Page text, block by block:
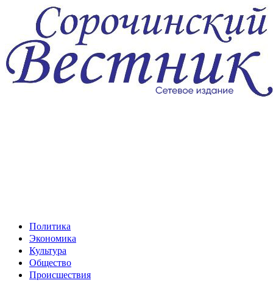
содержимому
Политика
Экономика
Культура
Общество
Происшествия